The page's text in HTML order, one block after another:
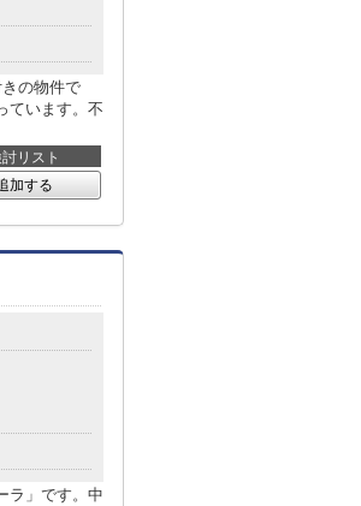
の物件で
ています。不
リスト
加する
ラ」です。中